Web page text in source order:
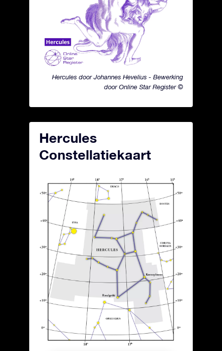
Hercules door Johannes Hevelius - Bewerking
door Online Star Register ©
Hercules
Constellatiekaart